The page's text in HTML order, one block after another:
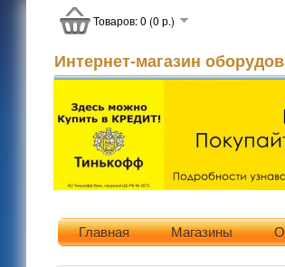
Интернет-магазин
Товаров: 0 (0 р.)
Главная Магазины